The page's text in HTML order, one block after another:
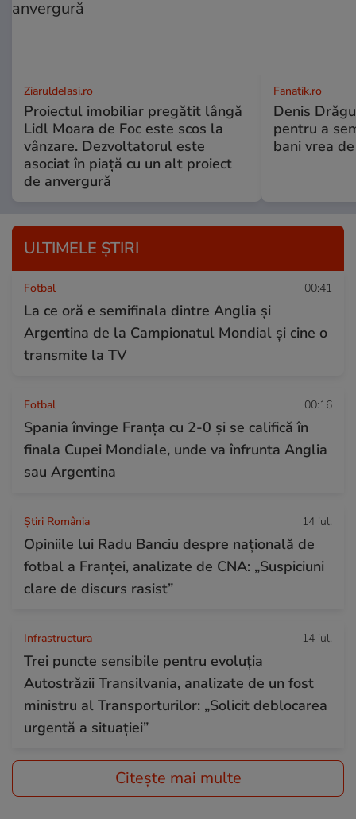
ZiaruldeIasi.ro
Proiectul imobiliar pregătit lângă
Lidl Moara de Foc este scos la
vânzare. Dezvoltatorul este
asociat în piață cu un alt proiect
de anvergură
Fanatik.ro
Denis
pentru a
bani vrea
ULTIMELE ȘTIRI
Fotbal 00:41
La ce oră e semifinala dintre Anglia și
Argentina de la Campionatul Mondial și cine o
transmite la TV
Fotbal 00:16
Spania învinge Franța cu 2-0 și se califică în
finala Cupei Mondiale, unde va înfrunta Anglia
sau Argentina
Știri România 14 iul.
Opiniile lui Radu Banciu despre națională de
fotbal a Franței, analizate de CNA: „Suspiciuni
clare de discurs rasist”
Infrastructura 14 iul.
Trei puncte sensibile pentru evoluția
Autostrăzii Transilvania, analizate de un fost
ministru al Transporturilor: „Solicit deblocarea
urgentă a situației”
Citește mai multe